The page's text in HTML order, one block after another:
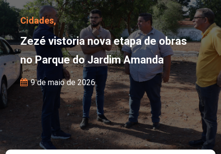
Cidades,
Zezé vistoria nova etapa de obras
no Parque do Jardim Amanda
9 de maio de 2026